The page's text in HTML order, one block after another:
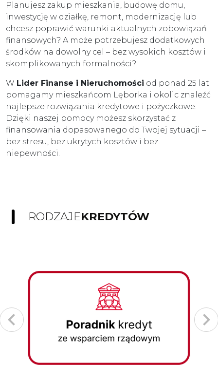
Planujesz zakup mieszkania, budowę domu,
inwestycję w działkę, remont, modernizację lub
chcesz poprawić warunki aktualnych zobowiązań
finansowych? A może potrzebujesz dodatkowych
środków na dowolny cel – bez wysokich kosztów i
skomplikowanych formalności?
W Lider Finanse i Nieruchomości od ponad 25 lat
pomagamy mieszkańcom Lęborka i okolic znaleźć
najlepsze rozwiązania kredytowe i pożyczkowe.
Dzięki naszej pomocy możesz skorzystać z
finansowania dopasowanego do Twojej sytuacji –
bez stresu, bez ukrytych kosztów i bez
niepewności.
RODZAJEKREDYTÓW